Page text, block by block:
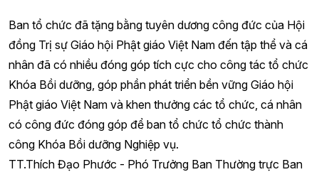
Ban tổ chức đã tặng bằng tuyên dương công đức của Hội
đồng Trị sự Giáo hội Phật giáo Việt Nam đến tập thể và cá
nhân đã có nhiều đóng góp tích cực cho công tác tổ chức
Khóa Bồi dưỡng, góp phần phát triển bền vững Giáo hội
Phật giáo Việt Nam và khen thưởng các tổ chức, cá nhân
có công đức đóng góp để ban tổ chức tổ chức thành
công Khóa Bồi dưỡng Nghiệp vụ.
TT.Thích Đạo Phước - Phó Trưởng Ban Thường trực Ban